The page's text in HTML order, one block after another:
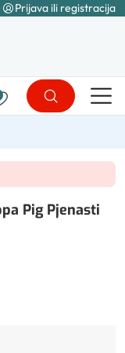
Prijava ili registracija
Pig Pjenasti